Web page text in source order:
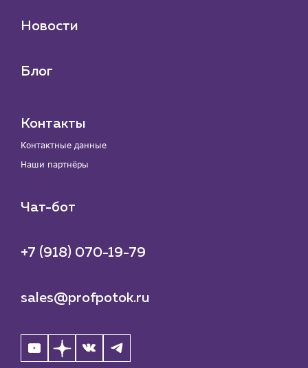
Новости
Блог
Контакты
Контактные данные
Наши партнёры
Чат-бот
+7 (918) 070-19-79
sales@profpotok.ru